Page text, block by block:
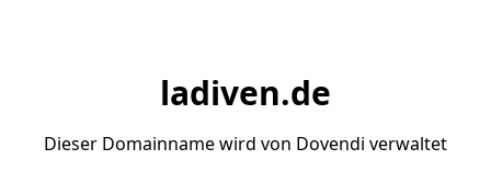
ladiven.de
Dieser Domainname wird von Dovendi verwaltet